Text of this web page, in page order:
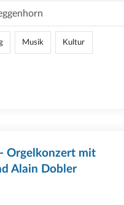
Musik Kultur
Orgelkonzert mit
Alain Dobler